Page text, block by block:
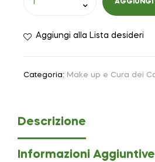
AGGIUNGI
Aggiungi alla Lista desideri
Categoria: Make up e Cura dei
Descrizione
Informazioni Aggiuntive